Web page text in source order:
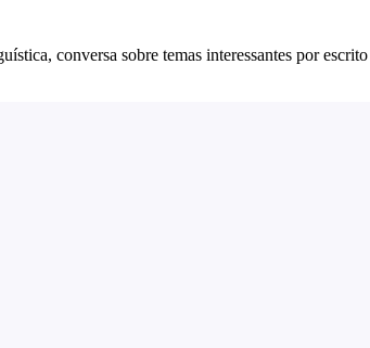
conversa sobre temas interessantes por